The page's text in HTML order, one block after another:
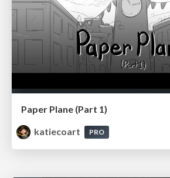
Paper Plane (Part 1)
katiecoart
PRO